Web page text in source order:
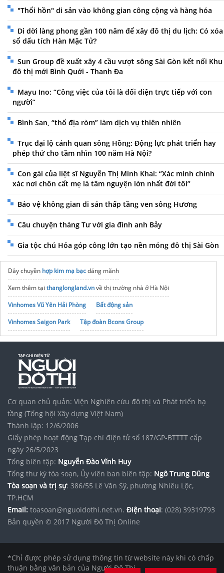
"Thổi hồn" di sản vào không gian công cộng và hàng hóa
Di dời làng phong gần 100 năm để xây đô thị du lịch: Có xóa
sổ dấu tích Hàn Mặc Tử?
Sun Group đề xuất xây 4 cầu vượt sông Sài Gòn kết nối Khu
đô thị mới Bình Quới - Thanh Đa
Mayu Ino: “Công việc của tôi là đối diện trực tiếp với con
người”
Bình San, “thổ địa ròm” làm dịch vụ thiên nhiên
Trục đại lộ cảnh quan sông Hồng: Động lực phát triển hay
phép thử cho tầm nhìn 100 năm Hà Nội?
Con gái của liệt sĩ Nguyễn Thị Minh Khai: “Xác minh chính
xác nơi chôn cất mẹ là tâm nguyện lớn nhất đời tôi”
Bảo vệ không gian di sản thấp tầng ven sông Hương
Câu chuyện tháng Tư với gia đình anh Bảy
Gia tộc chú Hỏa góp công lớn tạo nền móng đô thị Sài Gòn
Dây chuyền hợp kim mạ bạcdáng mãnh
Xem thêm tại thanglongland.vnvề thị trường nhà ở Hà Nội
Vinhomes Vũ Yên Hải Phòng
Bất động sản
Vinhomes Saigon Park
Tập đoàn Bcons Group
noxh K Home Avenue Nhơn Trạch
Cơ quan chủ quản: Viện Nghiên cứu đô thị và Phát triển hạ
tầng (Tổng hội Xây dựng Việt Nam)
Thành lập: 12/6/2006
Giấy phép hoạt động Tạp chí điện tử số 187/GP-BTTTT cấp
ngày 26/5/2023
Tổng biên tập: Nguyễn Đào Vĩnh Huy
Tổng thư ký tòa soạn, Ủy viên ban biên tập: Ngô Trung Dũng
Tòa soạn và trị sự: 386/55 Lê Văn Sỹ, phường Nhiêu Lộc,
TP.HCM
Email: toasoan@nguoidothi.net.vn. Điện thoại: (028) 39319793
Bản quyền © 2017 Người Đô Thị Online
*Chỉ được phép sử dụng thông tin từ website này khi có chấp
thuận bằng văn bản của Người Đô Thị.